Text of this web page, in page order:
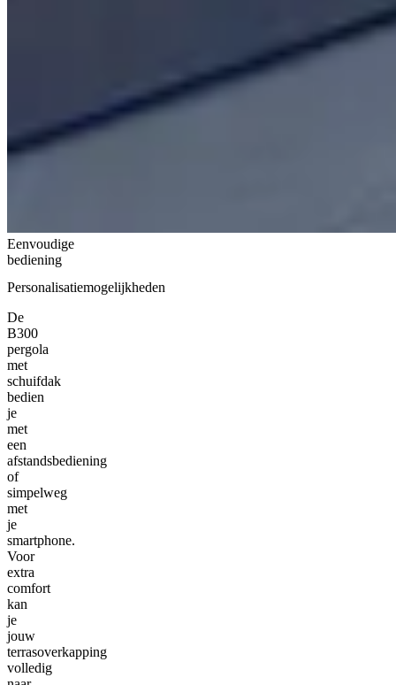
Eenvoudige
bediening
Personalisatiemogelijkheden
De
B300
pergola
met
schuifdak
bedien
je
met
een
afstandsbediening
of
simpelweg
met
je
smartphone.
Voor
extra
comfort
kan
je
jouw
terrasoverkapping
volledig